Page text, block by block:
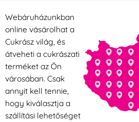
Webáruházunkban
online vásárolhat a
Cukrász világ, és
átveheti a cukrászati
terméket az Ön
városában. Csak
annyit kell tennie,
hogy kiválasztja a
szállítási lehetőséget